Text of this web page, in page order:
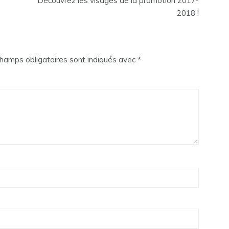
2018 !
obligatoires sont indiqués avec *